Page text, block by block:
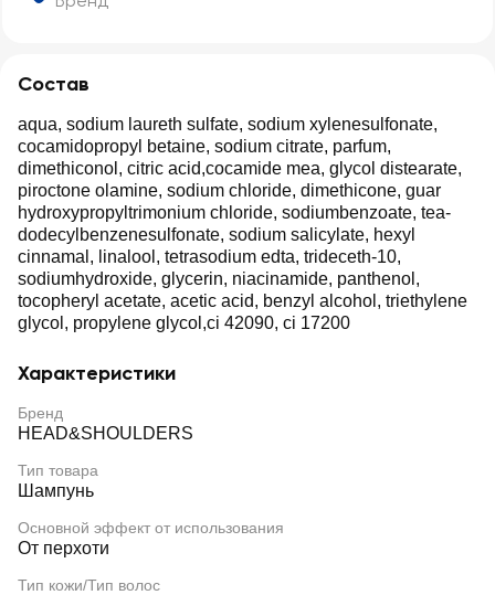
Состав
aqua, sodium laureth sulfate, sodium xylenesulfonate,
cocamidopropyl betaine, sodium citrate, parfum,
dimethiconol, citric acid,cocamide mea, glycol distearate,
piroctone olamine, sodium chloride, dimethicone, guar
hydroxypropyltrimonium chloride, sodiumbenzoate, tea-
dodecylbenzenesulfonate, sodium salicylate, hexyl
cinnamal, linalool, tetrasodium edta, trideceth-10,
sodiumhydroxide, glycerin, niacinamide, panthenol,
tocopheryl acetate, acetic acid, benzyl alcohol, triethylene
glycol, propylene glycol,ci 42090, ci 17200
Характеристики
Бренд
HEAD&SHOULDERS
Тип товара
Шампунь
Основной эффект от использования
От перхоти
Тип кожи/Тип волос